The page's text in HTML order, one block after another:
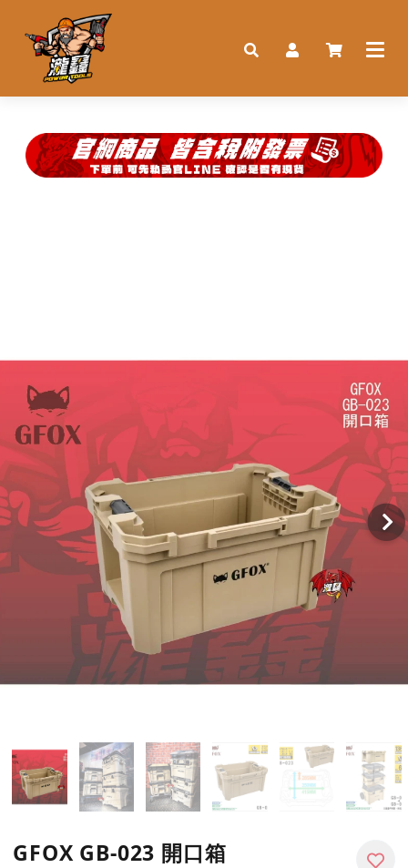
GFOX GB-023 開口箱